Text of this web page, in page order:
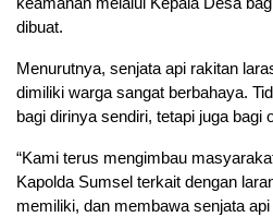
dibuat.
Menurutnya, senjata api rakitan
dimiliki warga sangat berbahaya.
bagi dirinya sendiri, tetapi juga bagi
“Kami terus mengimbau
Kapolda Sumsel terkait dengan
memiliki, dan membawa senjata